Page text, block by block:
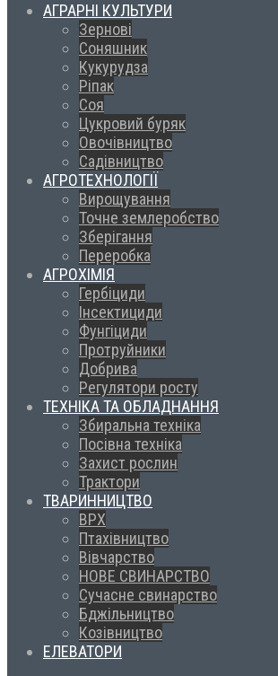
АГРАРНІ КУЛЬТУРИ
Зернові
Соняшник
Кукурудза
Ріпак
Соя
Цукровий буряк
Овочівництво
Садівництво
АГРОТЕХНОЛОГІЇ
Вирощування
Точне землеробство
Зберігання
Переробка
АГРОХІМІЯ
Гербіциди
Інсектициди
Фунгіциди
Протруйники
Добрива
Регулятори росту
ТЕХНІКА ТА ОБЛАДНАННЯ
Збиральна техніка
Посівна техніка
Захист рослин
Трактори
ТВАРИННИЦТВО
ВРХ
Птахівництво
Вівчарство
НОВЕ СВИНАРСТВО
Сучасне свинарство
Бджільництво
Козівництво
ЕЛЕВАТОРИ